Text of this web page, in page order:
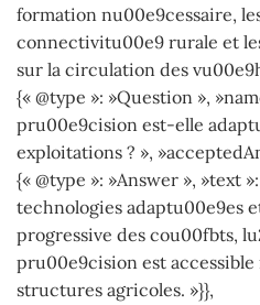
formation nu00e9cessaire,
connectivitu00e9 rurale et
sur la circulation des
{« @type »: »Question »,
pru00e9cision est-elle
exploitations ? »,
{« @type »: »Answer », »text
technologies adaptu00e9es
progressive des cou00fbts,
pru00e9cision est
structures agricoles. »}},